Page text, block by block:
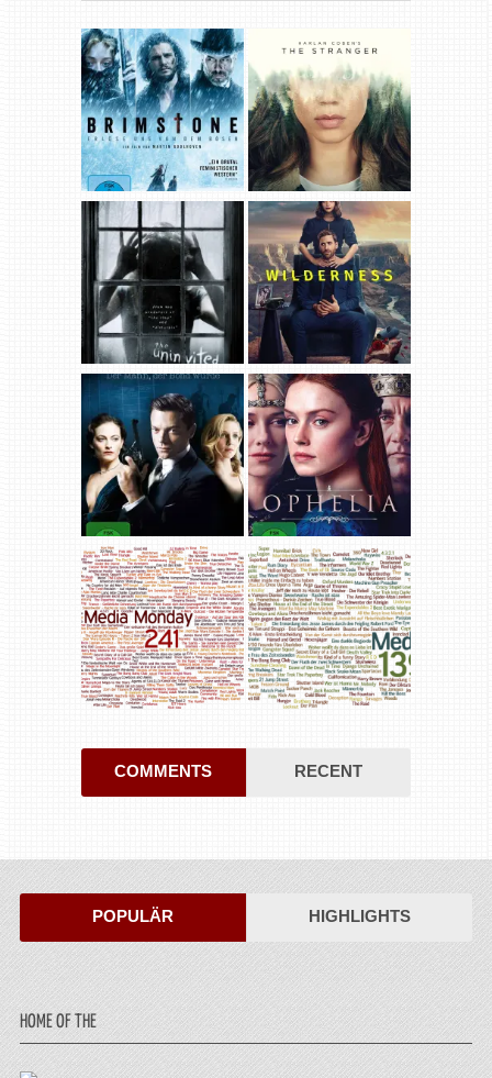
COMMENTS RECENT
POPULÄR HIGHLIGHTS
HOME OF THE